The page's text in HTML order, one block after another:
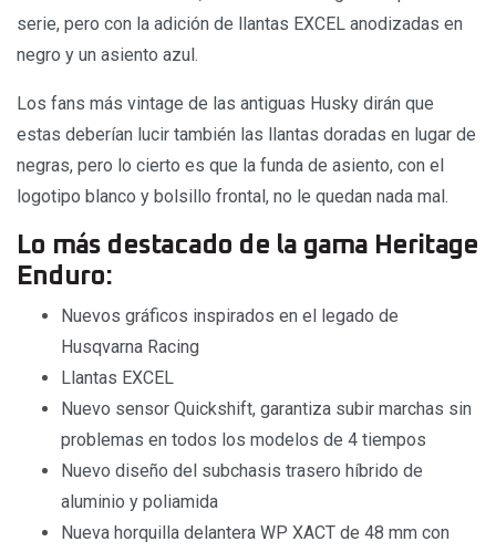
serie, pero con la adición de llantas EXCEL anodizadas en
negro y un asiento azul.
Los fans más vintage de las antiguas Husky dirán que
estas deberían lucir también las llantas doradas en lugar de
negras, pero lo cierto es que la funda de asiento, con el
logotipo blanco y bolsillo frontal, no le quedan nada mal.
Lo más destacado de la gama Heritage
Enduro:
Nuevos gráficos inspirados en el legado de
Husqvarna Racing
Llantas EXCEL
Nuevo sensor Quickshift, garantiza subir marchas sin
problemas en todos los modelos de 4 tiempos
Nuevo diseño del subchasis trasero híbrido de
aluminio y poliamida
Nueva horquilla delantera WP XACT de 48 mm con